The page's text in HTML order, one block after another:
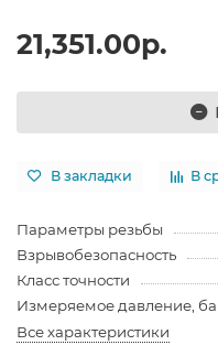
21,351.00р.
В закладки В
Параметры резьбы
Взрывобезопасность
Класс точности
Измеряемое давление,
Все характеристики